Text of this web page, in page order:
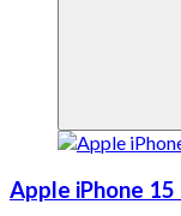
Apple iPhone 15